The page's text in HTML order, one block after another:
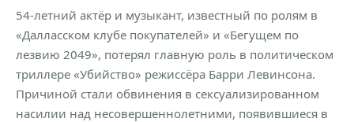
54-летний актёр и музыкант, известный по ролям в
«Далласском клубе покупателей» и «Бегущем по
лезвию 2049», потерял главную роль в политическом
триллере «Убийство» режиссёра Барри Левинсона.
Причиной стали обвинения в сексуализированном
насилии над несовершеннолетними, появившиеся в